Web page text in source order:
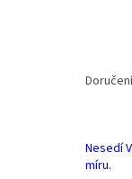
Nesedí
míru.